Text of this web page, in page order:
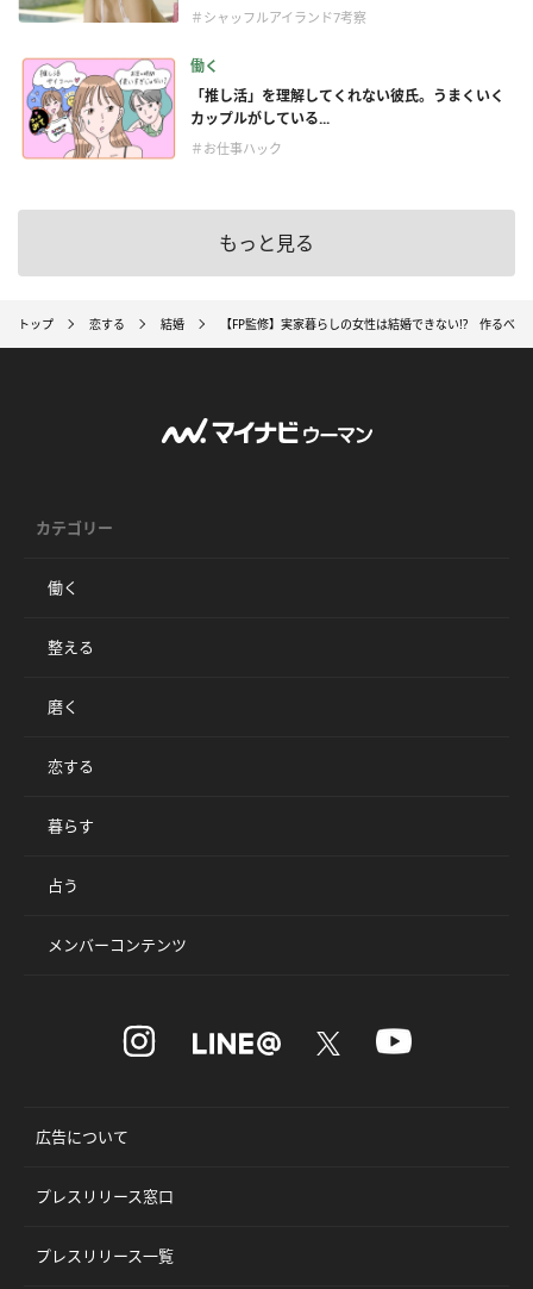
＃シャッフルアイランド7考察
働く
「推し活」を理解してくれない彼氏。うまくいく
カップルがしている...
＃お仕事ハック
もっと見る
トップ 恋する 結婚 【FP監修】実家暮らしの女性は結婚できない!? 作るべき
カテゴリー
働く
整える
磨く
恋する
暮らす
占う
メンバーコンテンツ
広告について
プレスリリース窓口
プレスリリース一覧